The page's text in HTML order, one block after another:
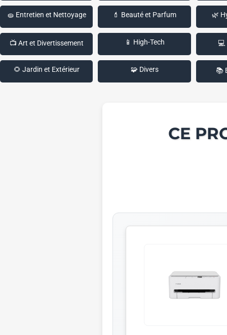
🧽 Entretien et Nettoyage 💄 Beauté et Parfum 🌿
📺 Art et Divertissement 📱 High-Tech 💻
🌻 Jardin et Extérieur 🧩 Divers 📚
CE